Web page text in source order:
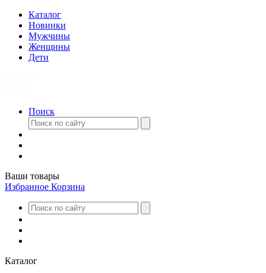
Каталог
Новинки
Мужчины
Женщины
Дети
Поиск
Ваши товары
Избранное Корзина
Каталог